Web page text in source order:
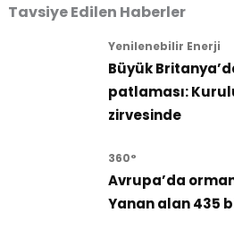
Tavsiye Edilen Haberler
Yenilenebilir Enerji
Büyük
patlaması:
zirvesinde
360°
Avrupa’da
Yanan alan 435